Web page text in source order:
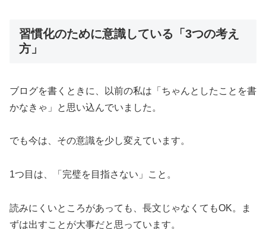
習慣化のために意識している「3つの考え
方」
ブログを書くときに、以前の私は「ちゃんとしたことを書
かなきゃ」と思い込んでいました。
でも今は、その意識を少し変えています。
1つ目は、「完璧を目指さない」こと。
読みにくいところがあっても、長文じゃなくてもOK。ま
ずは出すことが大事だと思っています。